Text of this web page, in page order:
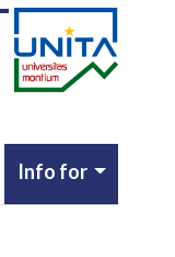
Info for